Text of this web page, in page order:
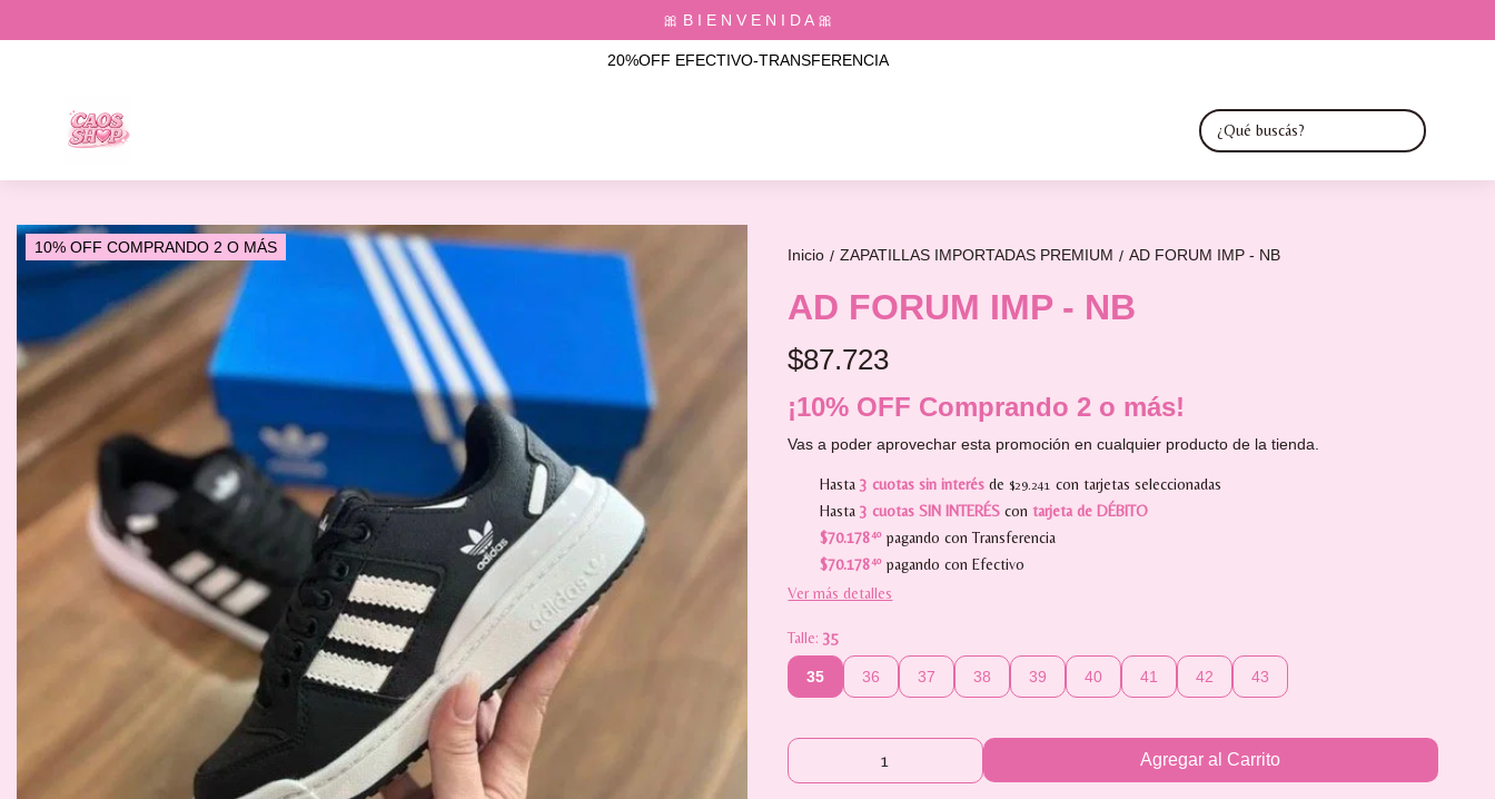
🎀 B I E N V E N I D A 🎀
20%OFF EFECTIVO-TRANSFERENCIA
10% OFF COMPRANDO 2 O MÁS Inicio / ZAPATILLAS IMPORTADAS PREMIUM / AD FORUM IMP - NB
AD FORUM IMP - NB
$87.723
¡10% OFF Comprando 2 o más!
Vas a poder aprovechar esta promoción en cualquier producto de la tienda.
Hasta3 cuotas sin interés de $29.241 con tarjetas seleccionadas
Hasta3 cuotas SIN INTERÉS contarjeta de DÉBITO
$70.17840 pagando con Transferencia
$70.17840 pagando con Efectivo
Ver más detalles
Talle:35
35 36 37 38 39 40 41 42 43
Agregar al Carrito